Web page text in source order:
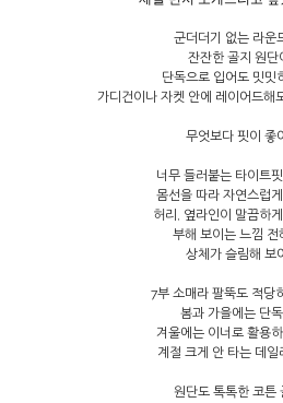
군더더기 없는 라운
잔잔한 골지 원단
단독으로 입어도 밋밋
가디건이나 자켓 안에 레이어드해
무엇보다 핏이 좋
너무 들러붙는 타이트
몸선을 따라 자연스럽
허리, 옆라인이 말끔하
부해 보이는 느낌 전
상체가 슬림해 보
7부 소매라 팔뚝도 적당
봄과 가을에는 단
겨울에는 이너로 활용
계절 크게 안 타는 데일
원단도 톡톡한 코튼